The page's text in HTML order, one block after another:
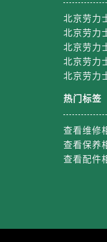
服务中心（需提前预约
（需提前预约）
北京劳力
北京劳力
北京劳力
北京劳力
北京劳力
热门标签
查看维修
查看保养
查看配件